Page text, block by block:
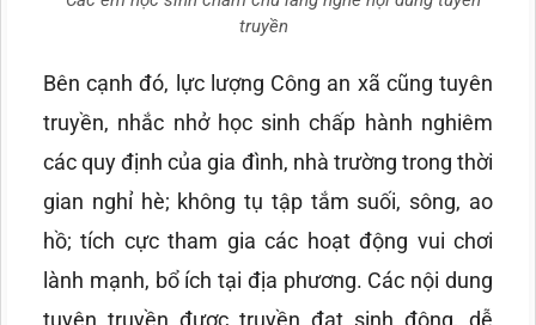
truyền
Bên cạnh đó, lực lượng Công an xã cũng tuyên
truyền, nhắc nhở học sinh chấp hành nghiêm
các quy định của gia đình, nhà trường trong thời
gian nghỉ hè; không tụ tập tắm suối, sông, ao
hồ; tích cực tham gia các hoạt động vui chơi
lành mạnh, bổ ích tại địa phương. Các nội dung
tuyên truyền được truyền đạt sinh động, dễ